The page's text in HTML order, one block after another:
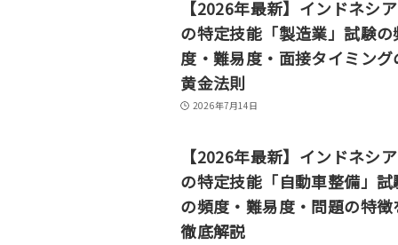
【2026年最新】インドネシ
の特定技能「製造業」試験の
度・難易度・面接タイミング
黄金法則
2026年7月14日
【2026年最新】インドネシ
の特定技能「自動車整備」試
の頻度・難易度・問題の特徴
徹底解説